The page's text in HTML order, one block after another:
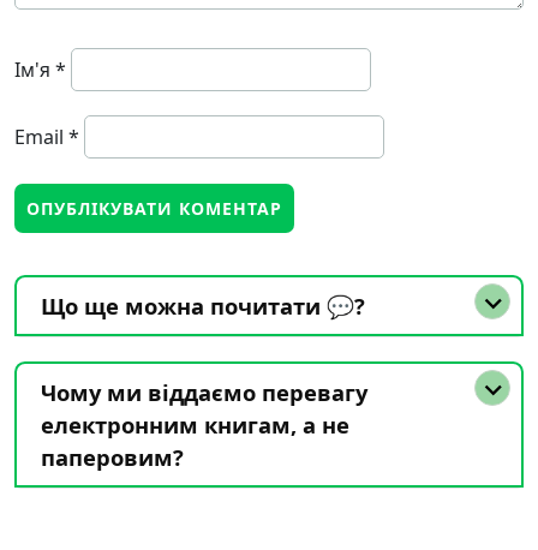
Ім'я *
Email *
Що ще можна почитати 💬?
Чому ми віддаємо перевагу
електронним книгам, а не
паперовим?